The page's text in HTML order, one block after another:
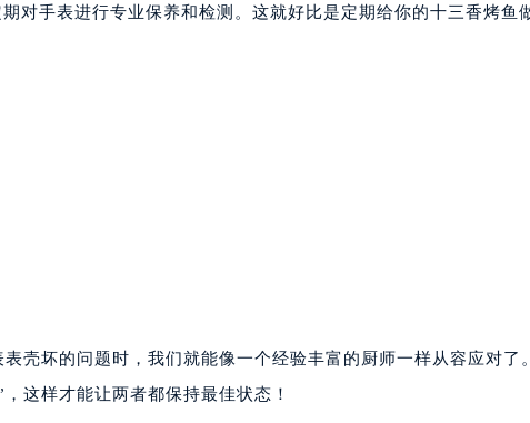
对手表进行专业保养和检测。这就好比是定期给你的十三香烤鱼
壳坏的问题时，我们就能像一个经验丰富的厨师一样从容应对了
这样才能让两者都保持最佳状态！